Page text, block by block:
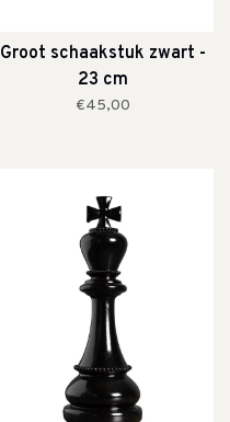
Groot schaakstuk zwart -
23 cm
€45,00